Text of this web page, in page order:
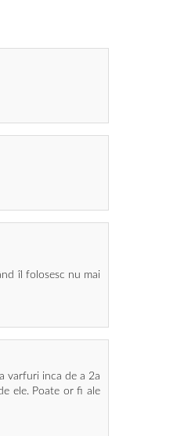
îl folosesc nu mai
varfuri inca de a 2a
ele. Poate or fi ale